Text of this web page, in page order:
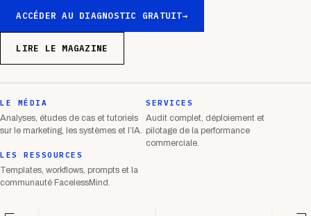
ACCÉDER AU DIAGNOSTIC GRATUIT→
LIRE LE MAGAZINE
LE MÉDIA
Analyses, études de cas et tutoriels
sur le marketing, les systèmes et l’IA.
SERVICES
Audit complet, déploiement et
pilotage de la performance
commerciale.
LES RESSOURCES
Templates, workflows, prompts et la
communauté FacelessMind.